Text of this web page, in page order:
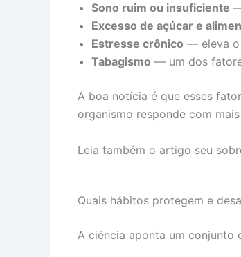
Sono ruim ou insuficiente
Excesso de açúcar e
Estresse crônico — eleva o
Tabagismo — um dos
A boa notícia é que esses
organismo responde com
Leia também o artigo seu
Quais hábitos protegem e
A ciência aponta um conjunto